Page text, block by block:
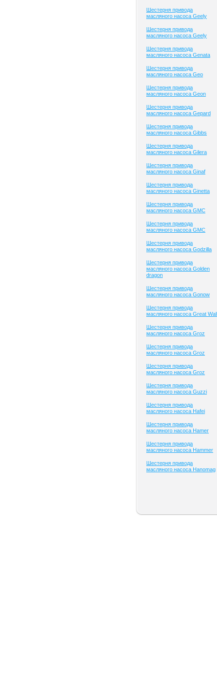
Шестерня привода
масляного насоса Geely
Шестерня привода
масляного насоса Geely
Шестерня привода
масляного насоса Genata
Шестерня привода
масляного насоса Geo
Шестерня привода
масляного насоса Geon
Шестерня привода
масляного насоса Gepard
Шестерня привода
масляного насоса Gibbs
Шестерня привода
масляного насоса Gilera
Шестерня привода
масляного насоса Ginaf
Шестерня привода
масляного насоса Ginetta
Шестерня привода
масляного насоса GMC
Шестерня привода
масляного насоса GMC
Шестерня привода
масляного насоса Godzilla
Шестерня привода
масляного насоса Golden
dragon
Шестерня привода
масляного насоса Gonow
Шестерня привода
масляного насоса Great Wall
Шестерня привода
масляного насоса Groz
Шестерня привода
масляного насоса Groz
Шестерня привода
масляного насоса Groz
Шестерня привода
масляного насоса Guzzi
Шестерня привода
масляного насоса Hafei
Шестерня привода
масляного насоса Hamer
Шестерня привода
масляного насоса Hammer
Шестерня привода
масляного насоса Hanomag